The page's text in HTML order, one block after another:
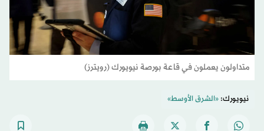
متداولون يعملون في قاعة بورصة نيويورك (رويترز)
نيويورك:«الشرق الأوسط»